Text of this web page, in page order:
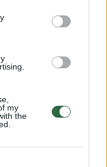
my
the
00:15:54
įsitvirtinti
aplinkkelis: